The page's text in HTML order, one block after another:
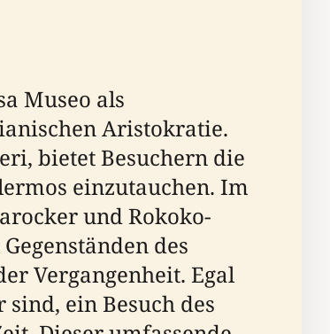
Museo als
Aristokratie.
bietet Besuchern die
einzutauchen. Im
und Rokoko-
des
Vergangenheit. Egal
ein Besuch des